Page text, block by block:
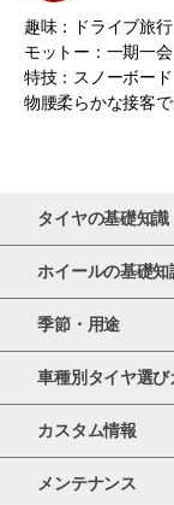
趣味：ドライブ旅行
モットー：一期一会
特技：スノーボード
物腰柔らかな接客
タイヤの基礎知識
ホイールの基礎知
季節・用途
車種別タイヤ選び
カスタム情報
メンテナンス